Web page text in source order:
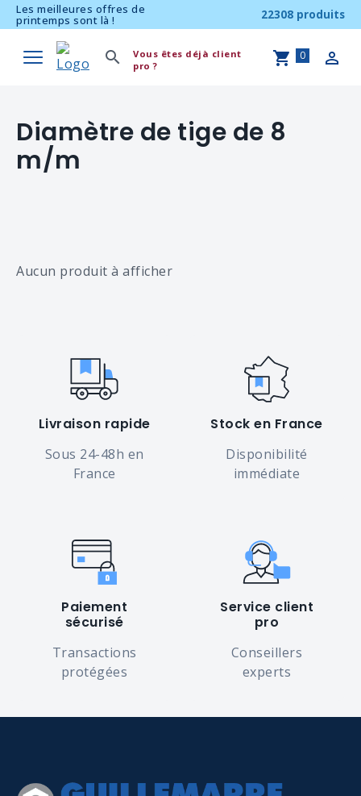
Les meilleures offres de
printemps sont là ! 22308 produits
Vous êtes déjà client
pro ?
0
Diamètre de tige de 8
m/m
Aucun produit à afficher
Livraison rapide
Sous 24-48h en
France
Stock en France
Disponibilité
immédiate
Paiement
sécurisé
Transactions
protégées
Service client
pro
Conseillers
experts